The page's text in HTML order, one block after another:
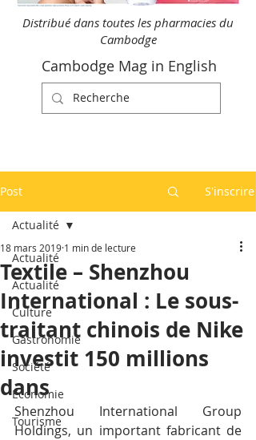
Distribué dans toutes les pharmacies du
Cambodge
Cambodge Mag in English
Post S'inscrire
Actualité
Actualité
Culture
Gastronomie
Société
Economie
Tourisme
Actualité
Textile – Shenzhou
International : Le sous-
traitant chinois de Nike
investit 150 millions
dans
18 mars 2019 1 min de lecture
Shenzhou International Group
Holdings, un important fabricant de